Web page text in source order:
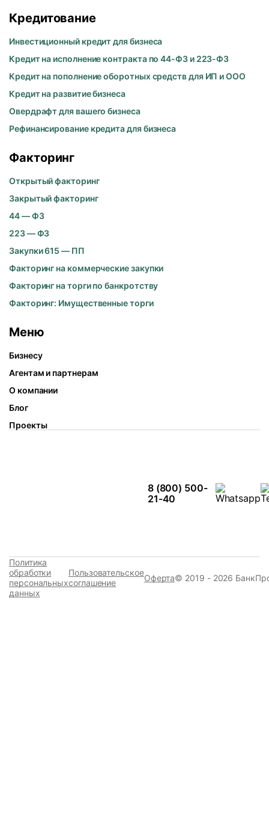
Кредитование
Инвестиционный кредит для бизнеса
Кредит на исполнение контракта по 44-ФЗ и 223-ФЗ
Кредит на пополнение оборотных средств для ИП и ООО
Кредит на развитие бизнеса
Овердрафт для вашего бизнеса
Рефинансирование кредита для бизнеса
Факторинг
Открытый факторинг
Закрытый факторинг
44 — ФЗ
223 — ФЗ
Закупки 615 — ПП
Факторинг на коммерческие закупки
Факторинг на торги по банкротству
Факторинг: Имущественные торги
Меню
Бизнесу
Агентам и партнерам
О компании
Блог
Проекты
8 (800) 500-
21-40
Политика
обработки
персональных
данных
Пользовательское
соглашение
Оферта© 2019 - 2026